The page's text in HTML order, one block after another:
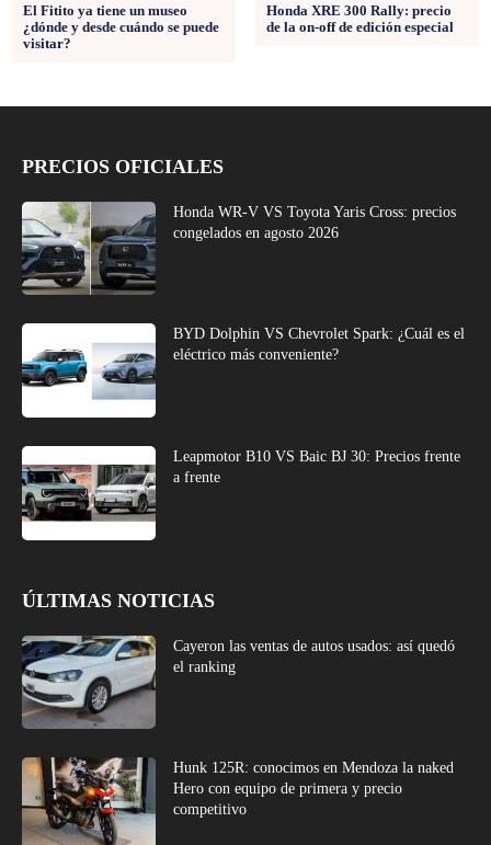
El Fitito ya tiene un museo
¿dónde y desde cuándo se puede
visitar?
Honda XRE 300 Rally: precio
de la on-off de edición especial
PRECIOS OFICIALES
Honda WR-V VS Toyota Yaris Cross: precios
congelados en agosto 2026
BYD Dolphin VS Chevrolet Spark: ¿Cuál es el
eléctrico más conveniente?
Leapmotor B10 VS Baic BJ 30: Precios frente
a frente
ÚLTIMAS NOTICIAS
Cayeron las ventas de autos usados: así quedó
el ranking
Hunk 125R: conocimos en Mendoza la naked
Hero con equipo de primera y precio
competitivo